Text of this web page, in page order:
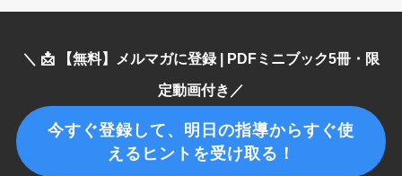
＼ 📩 【無料】メルマガに登録 | PDFミニブック5冊・限
定動画付き／
今すぐ登録して、明日の指導からすぐ使
えるヒントを受け取る！